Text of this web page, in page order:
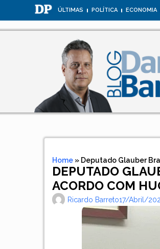
ÚLTIMAS POLÍTICA ECONOMIA
Home » Deputado Glauber
DEPUTADO
ACORDO COM
Ricardo Barreto17/abril/